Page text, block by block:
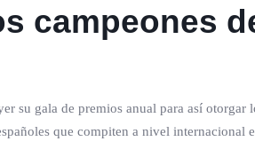
campeones
su gala de premios anual para así otorgar
que compiten a nivel internacional